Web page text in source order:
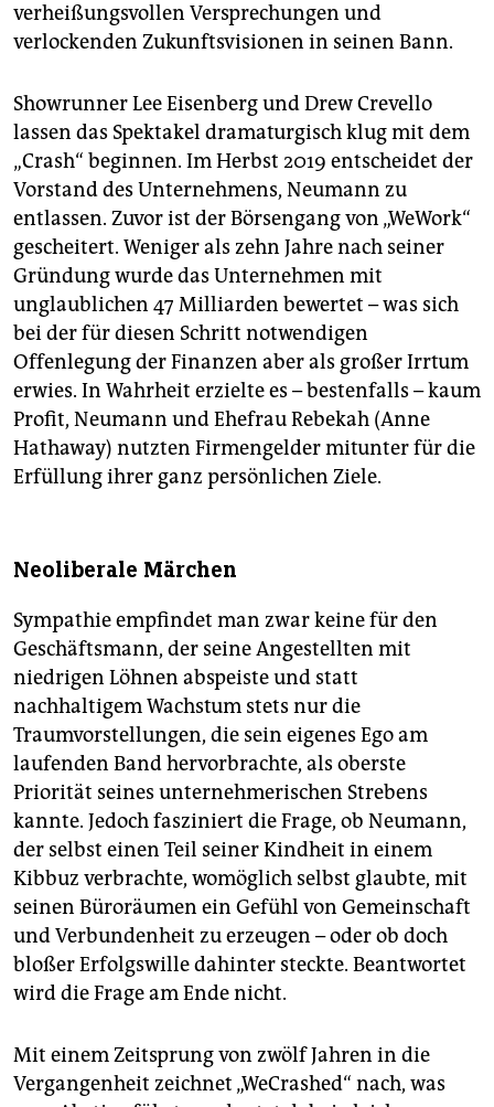
verheißungsvollen Versprechungen und
verlockenden Zukunftsvisionen in seinen Bann.
Showrunner Lee Eisenberg und Drew Crevello
lassen das Spektakel dramaturgisch klug mit dem
„Crash“ beginnen. Im Herbst 2019 entscheidet der
Vorstand des Unternehmens, Neumann zu
entlassen. Zuvor ist der Börsengang von „WeWork“
gescheitert. Weniger als zehn Jahre nach seiner
Gründung wurde das Unternehmen mit
unglaublichen 47 Milliarden bewertet – was sich
bei der für diesen Schritt notwendigen
Offenlegung der Finanzen aber als großer Irrtum
erwies. In Wahrheit erzielte es – bestenfalls – kaum
Profit, Neumann und Ehefrau Rebekah (Anne
Hathaway) nutzten Firmengelder mitunter für die
Erfüllung ihrer ganz persönlichen Ziele.
Neoliberale Märchen
Sympathie empfindet man zwar keine für den
Geschäftsmann, der seine Angestellten mit
niedrigen Löhnen abspeiste und statt
nachhaltigem Wachstum stets nur die
Traumvorstellungen, die sein eigenes Ego am
laufenden Band hervorbrachte, als oberste
Priorität seines unternehmerischen Strebens
kannte. Jedoch fasziniert die Frage, ob Neumann,
der selbst einen Teil seiner Kindheit in einem
Kibbuz verbrachte, womöglich selbst glaubte, mit
seinen Büroräumen ein Gefühl von Gemeinschaft
und Verbundenheit zu erzeugen – oder ob doch
bloßer Erfolgswille dahinter steckte. Beantwortet
wird die Frage am Ende nicht.
Mit einem Zeitsprung von zwölf Jahren in die
Vergangenheit zeichnet „WeCrashed“ nach, was